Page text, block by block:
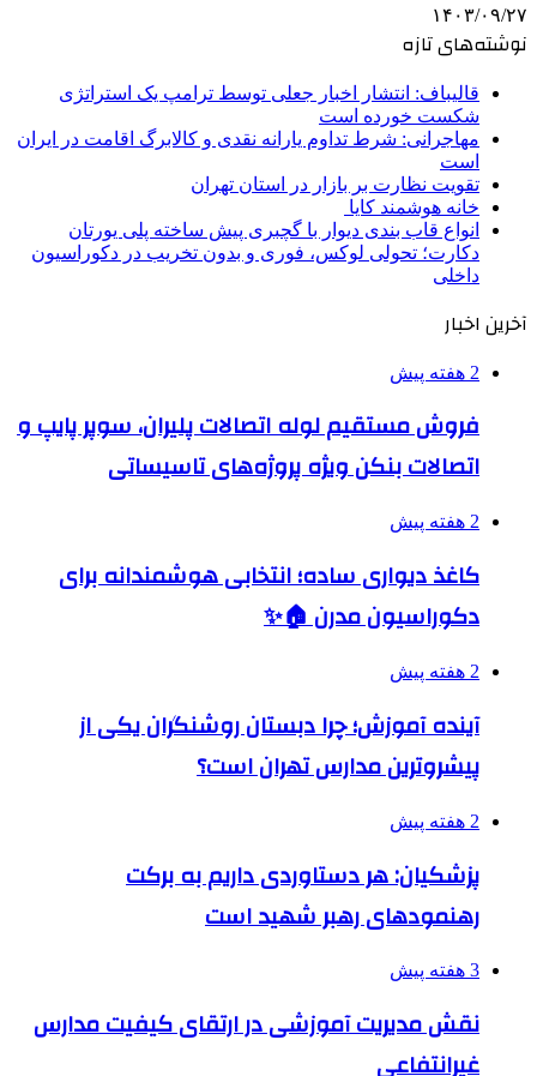
۱۴۰۳/۰۹/۲۷
نوشته‌های تازه
قالیباف: انتشار اخبار جعلی توسط ترامپ یک استراتژی
شکست خورده است
مهاجرانی: شرط تداوم یارانه نقدی و کالابرگ اقامت در ایران
است
تقویت نظارت بر بازار در استان تهران
خانه هوشمند کایا
انواع قاب بندی دیوار با گچبری پیش ساخته پلی یورتان
دکارت؛ تحولی لوکس، فوری و بدون تخریب در دکوراسیون
داخلی
آخرین اخبار
2 هفته پیش
فروش مستقیم لوله اتصالات پلیران، سوپر پایپ و
اتصالات بنکن ویژه پروژه‌های تاسیساتی
2 هفته پیش
کاغذ دیواری ساده؛ انتخابی هوشمندانه برای
دکوراسیون مدرن 🏠✨
2 هفته پیش
آینده آموزش؛ چرا دبستان روشنگران یکی از
پیشروترین مدارس تهران است؟
2 هفته پیش
پزشکیان: هر دستاوردی داریم به برکت
رهنمودهای رهبر شهید است
3 هفته پیش
نقش مدیریت آموزشی در ارتقای کیفیت مدارس
غیرانتفاعی